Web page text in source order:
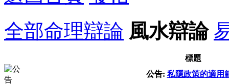
全部命理辯論 風水辯論
標題
公告: 私隱政策的適用